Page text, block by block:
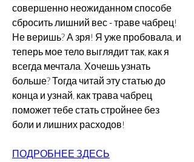
совершенно неожиданном способе
сбросить лишний вес - траве чабрец!
Не веришь? А зря! Я уже пробовала, и
теперь мое тело выглядит так, как я
всегда мечтала. Хочешь узнать
больше? Тогда читай эту статью до
конца и узнай, как трава чабрец
поможет тебе стать стройнее без
боли и лишних расходов!
ПОДРОБНЕЕ ЗДЕСЬ